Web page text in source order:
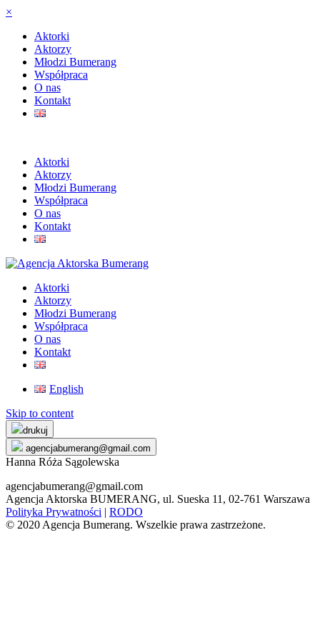
×
Aktorki
Aktorzy
Młodzi Bumerang
Współpraca
O nas
Kontakt
Aktorki
Aktorzy
Młodzi Bumerang
Współpraca
O nas
Kontakt
Aktorki
Aktorzy
Młodzi Bumerang
Współpraca
O nas
Kontakt
English
Skip to content
drukuj
agencjabumerang@gmail.com
Hanna Róża Sągolewska
agencjabumerang@gmail.com
Agencja Aktorska BUMERANG, ul. Sueska 11, 02-761 Warszawa
Polityka Prywatności | RODO
© 2020 Agencja Bumerang. Wszelkie prawa zastrzeżone.